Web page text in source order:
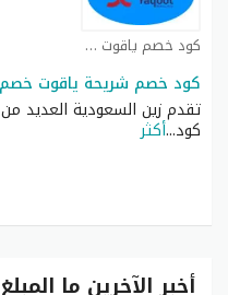
كود خصم ياقوت كوبون
كود خصم شريحة ياقوت خصم 50% حصري لتوفير المال
تقدم زين السعودية العديد
كود...أكثر
أخبر الآخرين ما